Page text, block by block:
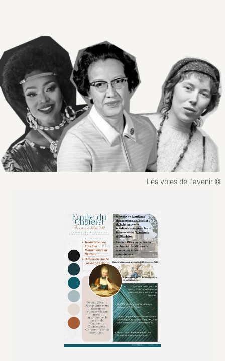
Droits réservés :
Les voies de l'avenir